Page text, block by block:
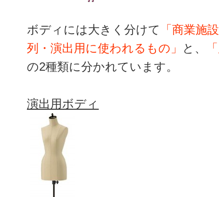
ボディには大きく分けて
「商業施
列・演出用に使われるもの」
と、
の2種類に分かれています。
演出用ボディ